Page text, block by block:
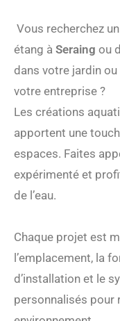
Vous recherchez
étang à Seraing ou
dans votre jardin
votre entreprise ?
Les créations
apportent une
espaces. Faites
expérimenté et
de l’eau.
Chaque projet est
l’emplacement, la
d’installation et le
personnalisés pour